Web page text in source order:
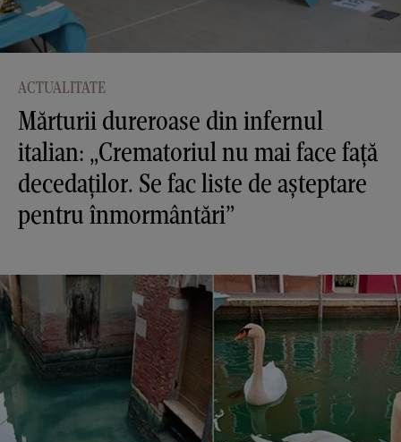
ACTUALITATE
Mărturii dureroase din infernul
italian: „Crematoriul nu mai face față
decedaților. Se fac liste de așteptare
pentru înmormântări”